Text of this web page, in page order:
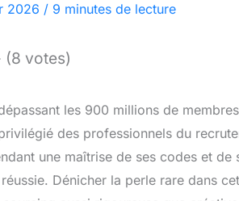
2026 / 9 minutes de lecture
(8 votes)
les 900 millions de
des professionnels du
une maîtrise de ses codes et
Dénicher la perle rare dans